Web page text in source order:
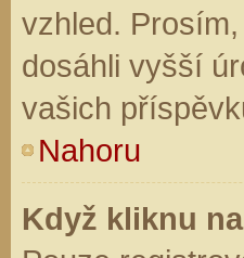
vzhled.
dosáhli vyšší
vašich
Nahoru
Když kliknu